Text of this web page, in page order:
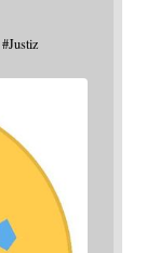
#Justiz